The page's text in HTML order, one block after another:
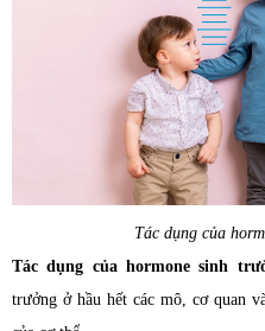
Tác dụng của
Tác dụng của hormone sinh
trưởng ở hầu hết các mô, cơ quan